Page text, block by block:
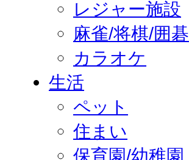
レジャー施設
麻雀/将棋/囲碁
カラオケ
生活
ペット
住まい
保育園/幼稚園